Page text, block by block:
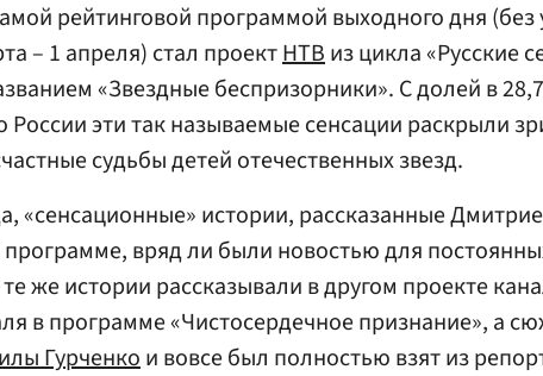
рейтинговой программой выходного дня (без
– 1 апреля) стал проектНТВиз цикла «Русские
«Звездные беспризорники». С долей в
России эти так называемые сенсации раскрыли
судьбы детей отечественных звезд.
«сенсационные» истории, рассказанные
программе, вряд ли были новостью для
же истории рассказывали в другом проекте
в программе «Чистосердечное признание», а
Гурченкои вовсе был полностью взят из